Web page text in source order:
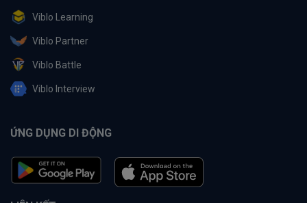
Viblo Learning
Viblo Partner
Viblo Battle
Viblo Interview
ỨNG DỤNG DI ĐỘNG